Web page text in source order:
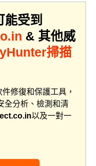
受到
& 其他威
掃描
修復和保護工具，
全分析、檢測和清
以及一對一